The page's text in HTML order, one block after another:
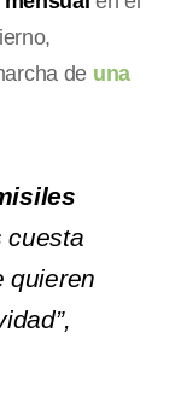
de una
cuesta
quieren